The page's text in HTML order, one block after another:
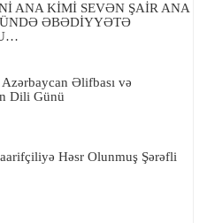
ANA KİMİ SEVƏN ŞAİR ANA
ƏBƏDİYYƏTƏ
Əlifbası və
Dili Günü
Həsr Olunmuş Şərəfli